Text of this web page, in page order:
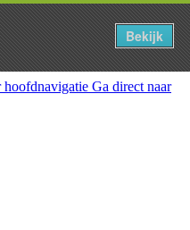
hoofdnavigatie Ga direct naar
Bekijk